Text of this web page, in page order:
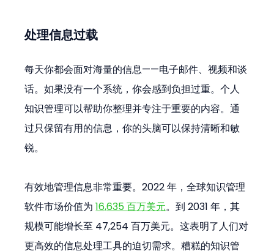
处理信息过载
每天你都会面对海量的信息——电子邮件、视频和谈
话。如果没有一个系统，你会感到负担过重。个人
知识管理可以帮助你整理并专注于重要的内容。通
过只保留有用的信息，你的头脑可以保持清晰和敏
锐。
有效地管理信息非常重要。2022 年，全球知识管理
软件市场价值为 16,635 百万美元。到 2031 年，其
规模可能增长至 47,254 百万美元。这表明了人们对
更高效的信息处理工具的迫切需求。糟糕的知识管